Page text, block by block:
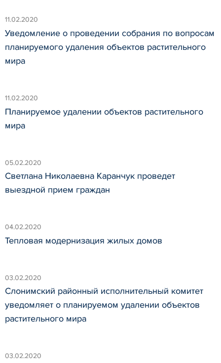
11.02.2020
Уведомление о проведении собрания по вопросам
планируемого удаления объектов растительного
мира
11.02.2020
Планируемое удалении объектов растительного
мира
05.02.2020
Светлана Николаевна Каранчук проведет
выездной прием граждан
04.02.2020
Тепловая модернизация жилых домов
03.02.2020
Слонимский районный исполнительный комитет
уведомляет о планируемом удалении объектов
растительного мира
03.02.2020